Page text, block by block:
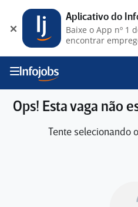
Ops! Esta vaga não
Tente selecionando
Aplicativo do
Baixe o App nº 1
encontrar